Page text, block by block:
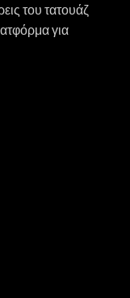
του τατουάζ
για